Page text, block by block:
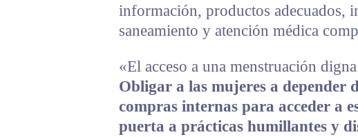
información, productos adecuados,
saneamiento y atención médica
«El acceso a una menstruación
Obligar a las mujeres a depender
compras internas para acceder a
puerta a prácticas humillantes y